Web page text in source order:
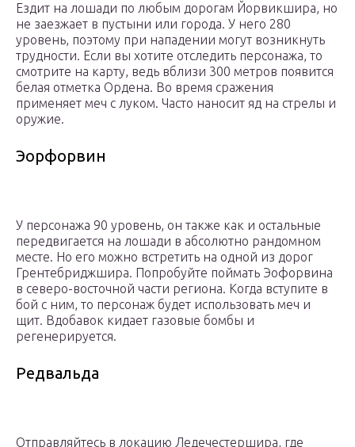
Ездит на лошади по любым дорогам Йорвикшира, но
не заезжает в пустыни или города. У него 280
уровень, поэтому при нападении могут возникнуть
трудности. Если вы хотите отследить персонажа, то
смотрите на карту, ведь вблизи 300 метров появится
белая отметка Ордена. Во время сражения
применяет меч с луком. Часто наносит яд на стрелы и
оружие.
Эорфорвин
У персонажа 90 уровень, он также как и остальные
передвигается на лошади в абсолютно рандомном
месте. Но его можно встретить на одной из дорог
Грентебриджшира. Попробуйте поймать Эофорвина
в северо-восточной части региона. Когда вступите в
бой с ним, то персонаж будет использовать меч и
щит. Вдобавок кидает газовые бомбы и
регенерируется.
Редвальда
Отправляйтесь в локацию Ледечестершира, где